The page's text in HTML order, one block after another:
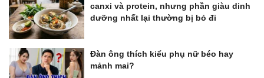
canxi và protein, nhưng phần giàu dinh
dưỡng nhất lại thường bị bỏ đi
Đàn ông thích kiểu phụ nữ béo hay
mảnh mai?